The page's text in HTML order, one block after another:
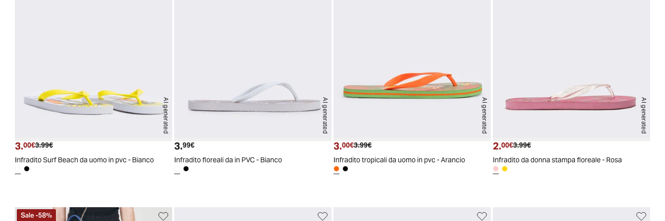
AI generated
Prezzo attuale
3.00€ Prezzo originale
3.99€
Infradito Surf Beach da uomo in pvc - Bianco
AI generated
Prezzo attuale
3.99€
Infradito floreali da in PVC - Bianco
AI generated
Prezzo attuale
3.00€ Prezzo originale
3.99€
Infradito tropicali da uomo in pvc - Arancio
AI generated
Prezzo attuale
2.00€ Prezzo originale
3.99€
Infradito da donna stampa floreale - Rosa
Sale-58%